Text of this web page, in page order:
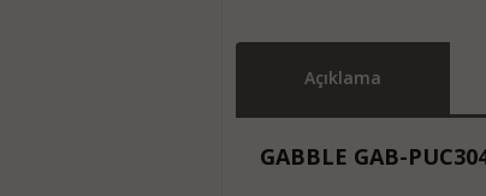
Açıklama
GABBLE GAB-